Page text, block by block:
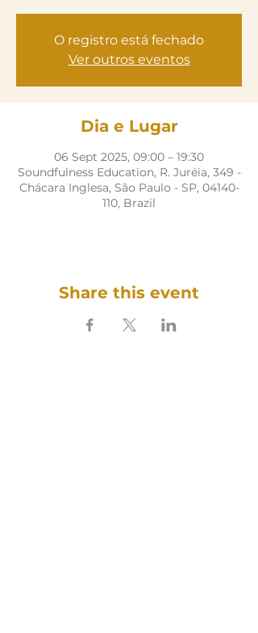
O registro está fechado
Ver outros eventos
Dia e Lugar
06 Sept 2025, 09:00 – 19:30
Soundfulness Education, R. Juréia, 349 -
Chácara Inglesa, São Paulo - SP, 04140-
110, Brazil
Share this event